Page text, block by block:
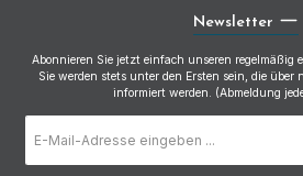
Newsletter
Abonnieren Sie jetzt einfach unseren regelmäßig
Sie werden stets unter den Ersten sein, die über
informiert werden. (Abmeldung
Mail-